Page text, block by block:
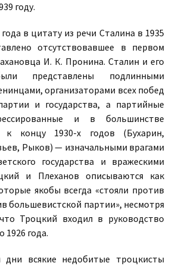
году.
в цитату из речи Сталина в 1935
отсутствовавшее в первом
И. К. Пронина. Сталин и его
представлены подлинными
организаторами всех побед
и государства, а партийные
и в большинстве
к концу 1930-х годов (Бухарин,
Рыков) — изначальными врагами
государства и вражескими
и Плеханов описываются как
якобы всегда «стояли против
большевистской партии», несмотря
Троцкий входил в руководство
года.
всякие недобитые троцкисты